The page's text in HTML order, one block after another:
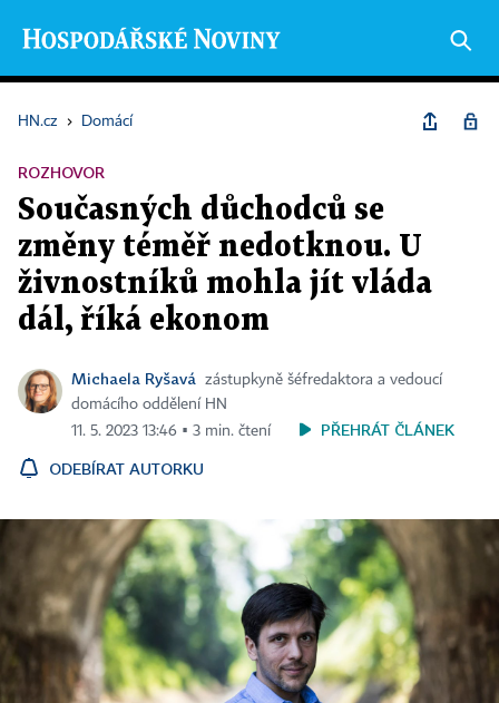
HN.cz › Domácí
ROZHOVOR
Současných důchodců se
změny téměř nedotknou. U
živnostníků mohla jít vláda
dál, říká ekonom
Michaela Ryšavá
zástupkyně šéfredaktora a vedoucí
domácího oddělení HN
11. 5. 2023 13:46 ▪ 3 min. čtení
PŘEHRÁT ČLÁNEK
ODEBÍRAT AUTORKU